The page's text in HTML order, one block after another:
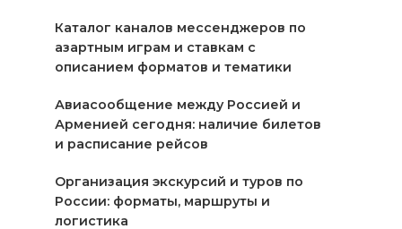
Каталог каналов мессенджеров по
азартным играм и ставкам с
описанием форматов и тематики
Авиасообщение между Россией и
Арменией сегодня: наличие билетов
и расписание рейсов
Организация экскурсий и туров по
России: форматы, маршруты и
логистика